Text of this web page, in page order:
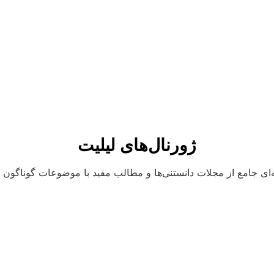
ژورنال‌های لیلیت
جامع از مجلات دانستنی‌ها و مطالب مفید با موضوعات گوناگون